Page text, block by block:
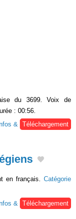
du 3699. Voix de
: 00:56.
&
Téléchargement
en français. Catégorie
&
Téléchargement